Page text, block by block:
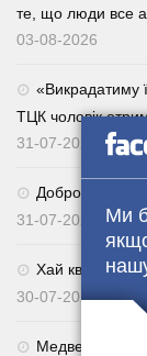
Ми
те, що люди все
03-08-2026
«Викрадатиму
ТЦК чоловік
31-07-2026
Добровільне
31-07-2026
Хай квітне
30-07-2026
Медведчуку